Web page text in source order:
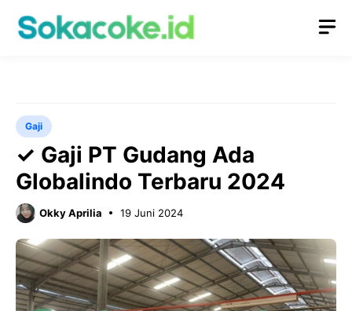
Gaji
✓ Gaji PT Gudang Ada
Globalindo Terbaru 2024
Okky Aprilia 19 Juni 2024